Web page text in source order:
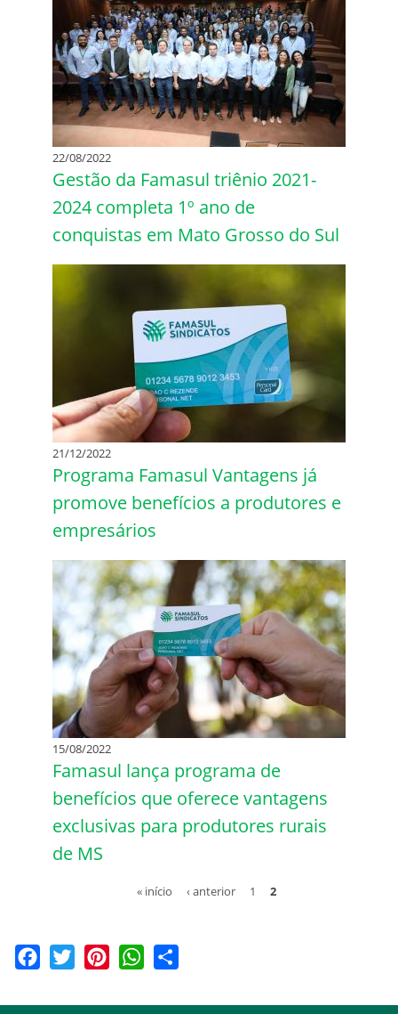
22/08/2022
Gestão da Famasul triênio 2021-
2024 completa 1º ano de
conquistas em Mato Grosso do Sul
21/12/2022
Programa Famasul Vantagens já
promove benefícios a produtores e
empresários
15/08/2022
Famasul lança programa de
benefícios que oferece vantagens
exclusivas para produtores rurais
de MS
« início ‹ anterior 1 2
Facebook
Twitter PinterestWhatsApp